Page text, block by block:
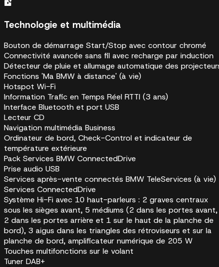
Technologie et multimédia
Bouton de démarrage Start/Stop avec contour chromé
Connectivité avancée sans fil avec recharge par induction
Détecteur de pluie et allumage automatique des
Fonctions 'Ma BMW à distance' (à vie)
Hotspot Wi-Fi
Information Trafic en Temps Réel RTTI (3 ans)
Interface Bluetooth et port USB
Lecteur CD
Navigation multimédia Business
Ordinateur de bord, Check-Control et indicateur de
température extérieure
Pack Services BMW ConnectedDrive
Prise audio USB
Services après-vente connectés BMW TeleServices (à vie)
Services ConnectedDrive
Système Hi-Fi avec 10 haut-parleurs : 2 graves centraux
sous les sièges avant, 5 médiums (2 dans les portes avant,
2 dans les portes arrière et 1 sur le haut de la planche de
bord), 3 aigus dans les triangles des rétroviseurs et sur la
planche de bord, amplificateur numérique de 205 W
Touches multifonctions sur le volant
Tuner DAB+